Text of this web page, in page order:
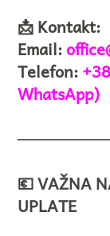
📩 Kontakt:
Email:
Telefon:
WhatsApp)
💶 VAŽNA
UPLATE